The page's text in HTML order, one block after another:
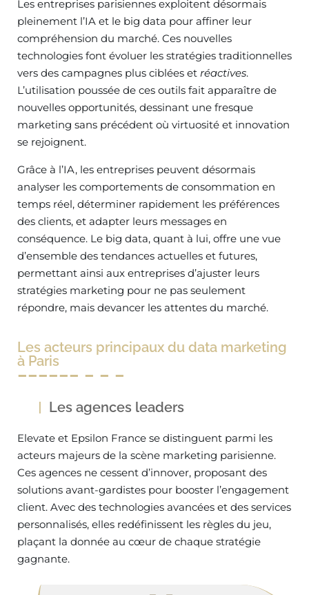
Les entreprises parisiennes exploitent désormais
pleinement l’IA et le big data pour affiner leur
compréhension du marché. Ces nouvelles
technologies font évoluer les stratégies traditionnelles
vers des campagnes plus ciblées et réactives.
L’utilisation poussée de ces outils fait apparaître de
nouvelles opportunités, dessinant une fresque
marketing sans précédent où virtuosité et innovation
se rejoignent.
Grâce à l’IA, les entreprises peuvent désormais
analyser les comportements de consommation en
temps réel, déterminer rapidement les préférences
des clients, et adapter leurs messages en
conséquence. Le big data, quant à lui, offre une vue
d’ensemble des tendances actuelles et futures,
permettant ainsi aux entreprises d’ajuster leurs
stratégies marketing pour ne pas seulement
répondre, mais devancer les attentes du marché.
Les acteurs principaux du data marketing
à Paris
Les agences leaders
Elevate et Epsilon France se distinguent parmi les
acteurs majeurs de la scène marketing parisienne.
Ces agences ne cessent d’innover, proposant des
solutions avant-gardistes pour booster l’engagement
client. Avec des technologies avancées et des services
personnalisés, elles redéfinissent les règles du jeu,
plaçant la donnée au cœur de chaque stratégie
gagnante.